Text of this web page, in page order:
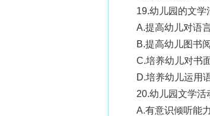
19.幼儿园的文
A.提高幼儿对语
B.提高幼儿图书
C.培养幼儿对书
D.培养幼儿运用
20.幼儿园文学
A.有意识倾听能